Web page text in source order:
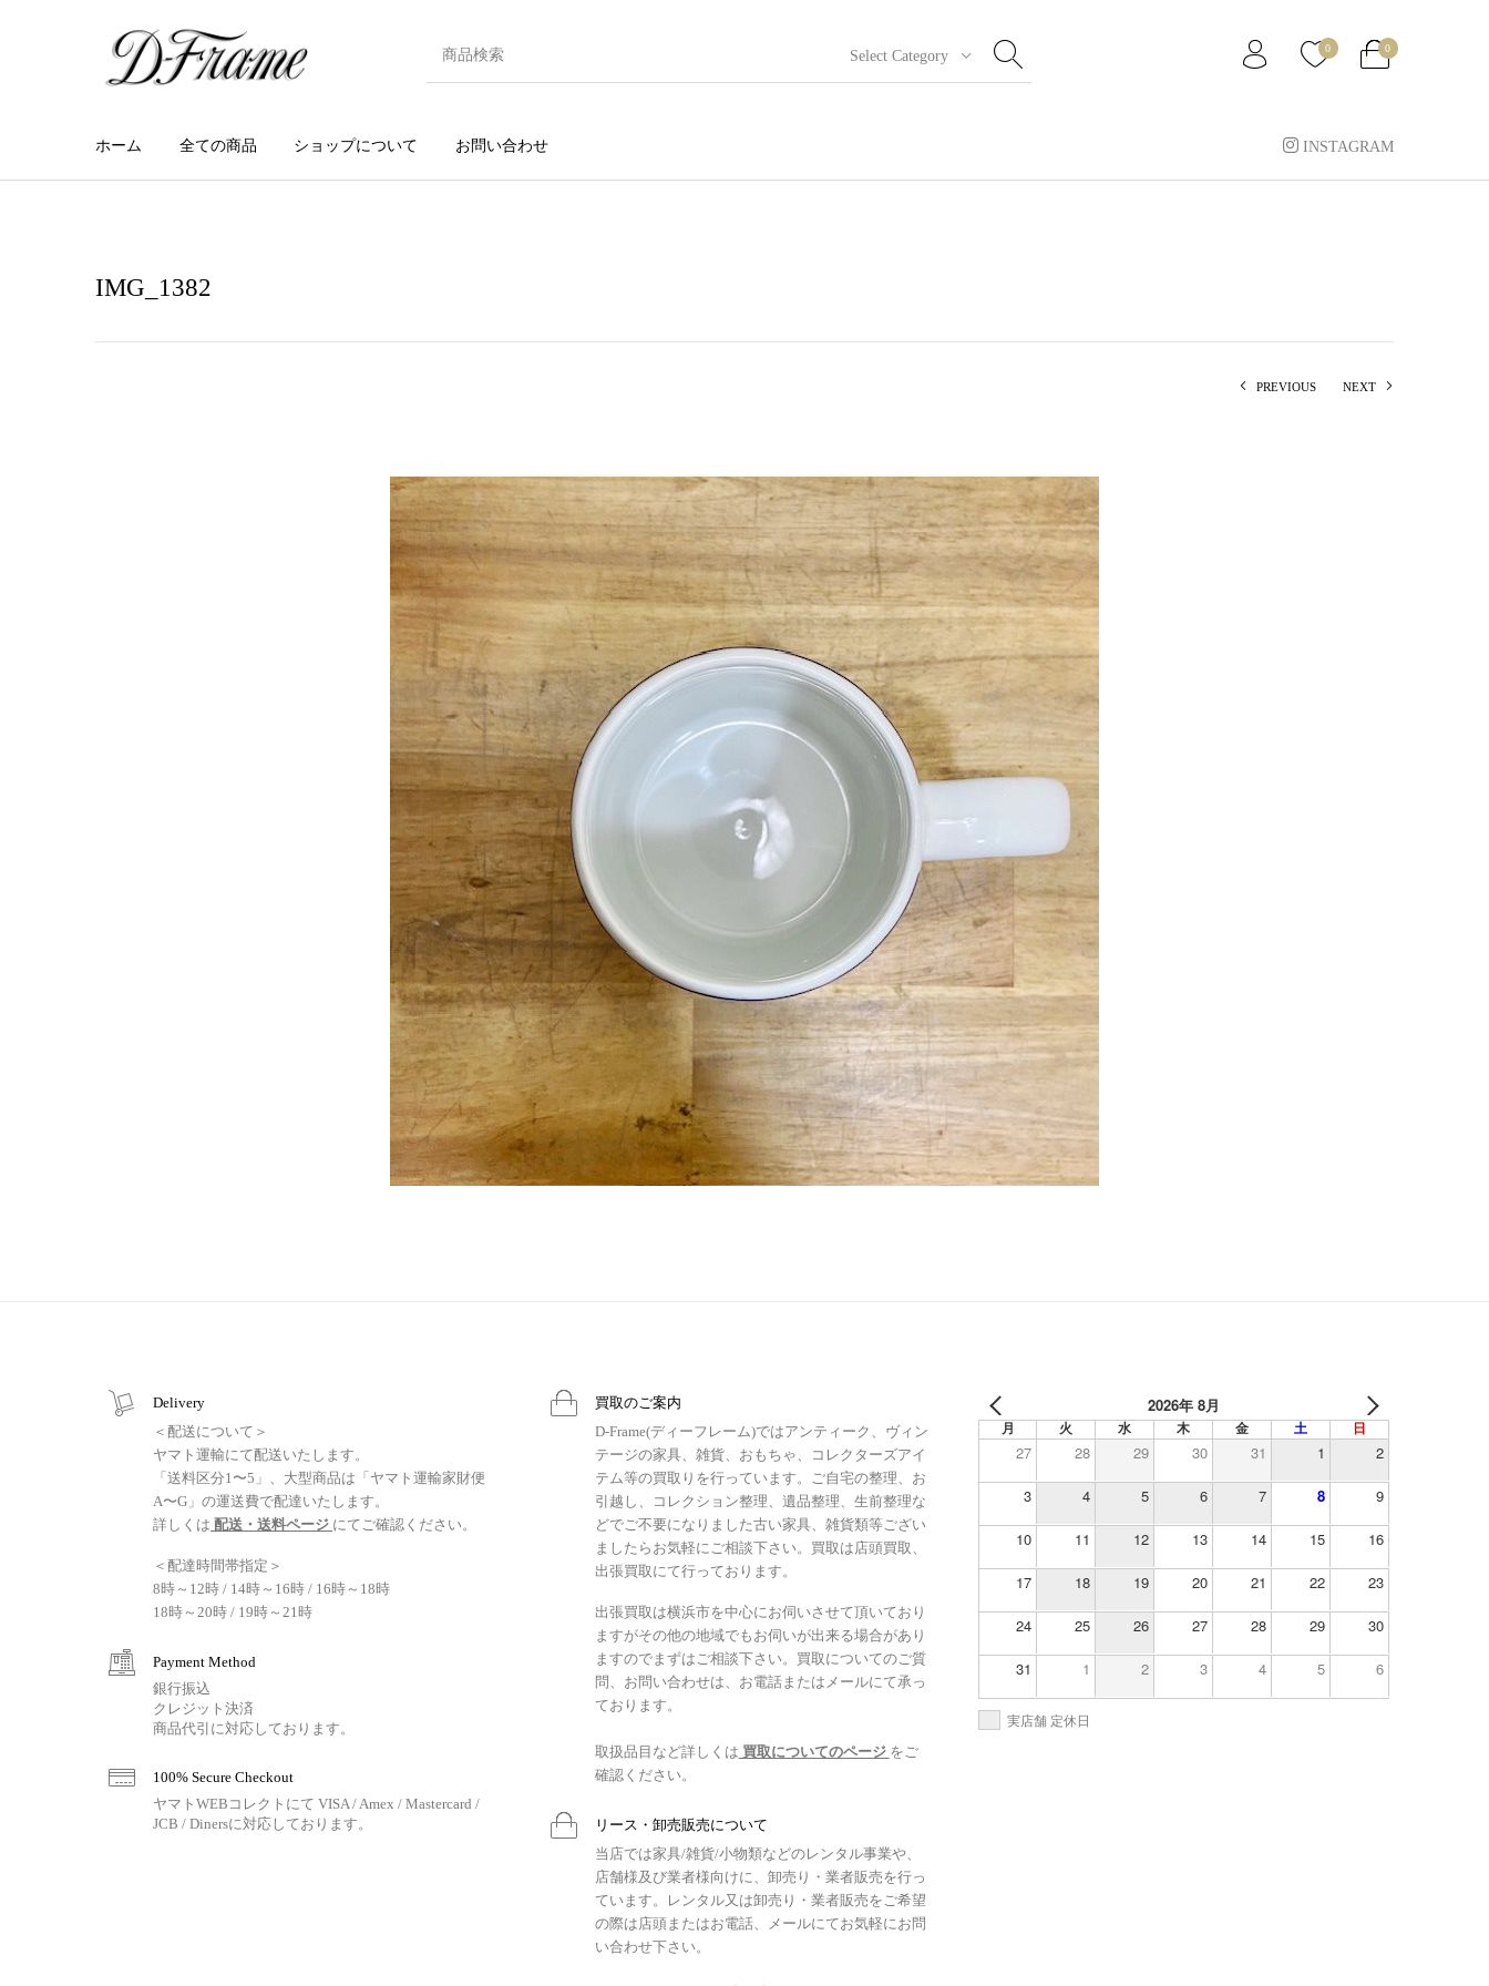
Select Category 0 0
ホーム 全ての商品 ショップについて お問い合わせ INSTAGRAM
IMG_1382
PREVIOUS NEXT
Delivery
＜配送について＞
ヤマト運輸にて配送いたします。
「送料区分1〜5」、大型商品は「ヤマト運輸家財便
A〜G」の運送費で配達いたします。
詳しくは 配送・送料ページ にてご確認ください。
＜配達時間帯指定＞
8時～12時 / 14時～16時 / 16時～18時
18時～20時 / 19時～21時
Payment Method
銀行振込
クレジット決済
商品代引に対応しております。
100% Secure Checkout
ヤマトWEBコレクトにて VISA / Amex / Mastercard /
JCB / Dinersに対応しております。
買取のご案内
D-Frame(ディーフレーム)ではアンティーク、ヴィン
テージの家具、雑貨、おもちゃ、コレクターズアイ
テム等の買取りを行っています。ご自宅の整理、お
引越し、コレクション整理、遺品整理、生前整理な
どでご不要になりました古い家具、雑貨類等ござい
ましたらお気軽にご相談下さい。買取は店頭買取、
出張買取にて行っております。
出張買取は横浜市を中心にお伺いさせて頂いており
ますがその他の地域でもお伺いが出来る場合があり
ますのでまずはご相談下さい。買取についてのご質
問、お問い合わせは、お電話またはメールにて承っ
ております。
取扱品目など詳しくは 買取についてのページ をご
確認ください。
リース・卸売販売について
当店では家具/雑貨/小物類などのレンタル事業や、
店舗様及び業者様向けに、卸売り・業者販売を行っ
ています。レンタル又は卸売り・業者販売をご希望
の際は店頭またはお電話、メールにてお気軽にお問
い合わせ下さい。
2026年 8月
月 火 水 木 金 土 日
27 28 29 30 31 1 2
3 4 5 6 7 8 9
10 11 12 13 14 15 16
17 18 19 20 21 22 23
24 25 26 27 28 29 30
31 1 2 3 4 5 6
実店舗 定休日